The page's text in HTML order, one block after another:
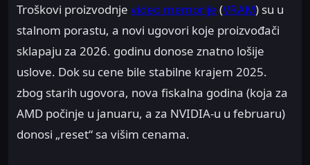
Troškovi proizvodnje video memorije (VRAM) su u
stalnom porastu, a novi ugovori koje proizvođači
sklapaju za 2026. godinu donose znatno lošije
uslove. Dok su cene bile stabilne krajem 2025.
zbog starih ugovora, nova fiskalna godina (koja za
AMD počinje u januaru, a za NVIDIA-u u februaru)
donosi „reset“ sa višim cenama.